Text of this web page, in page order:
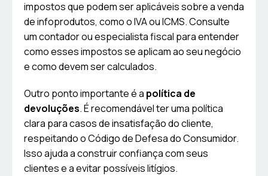
impostos que podem ser aplicáveis sobre a venda
de infoprodutos, como o IVA ou ICMS. Consulte
um contador ou especialista fiscal para entender
como esses impostos se aplicam ao seu negócio
e como devem ser calculados.
Outro ponto importante é a política de
devoluções. É recomendável ter uma política
clara para casos de insatisfação do cliente,
respeitando o Código de Defesa do Consumidor.
Isso ajuda a construir confiança com seus
clientes e a evitar possíveis litígios.